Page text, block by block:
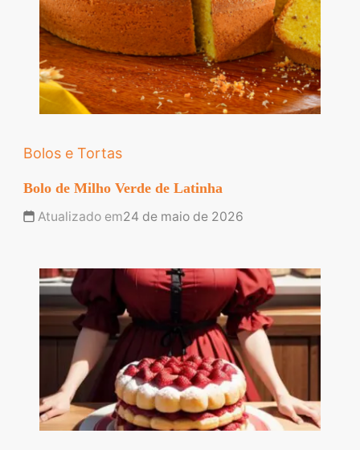
Bolos e Tortas
Bolo de Milho Verde de Latinha
Atualizado em24 de maio de 2026